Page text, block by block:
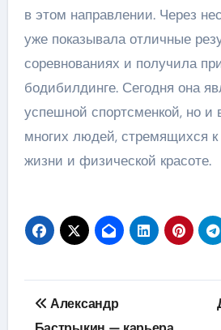
в этом направлении. Через
уже показывала отличные
соревнованиях и получила
бодибилдинге. Сегодня она
успешной спортсменкой, но и
многих людей, стремящихся
жизни и физической красоте.
Навигация
Александр